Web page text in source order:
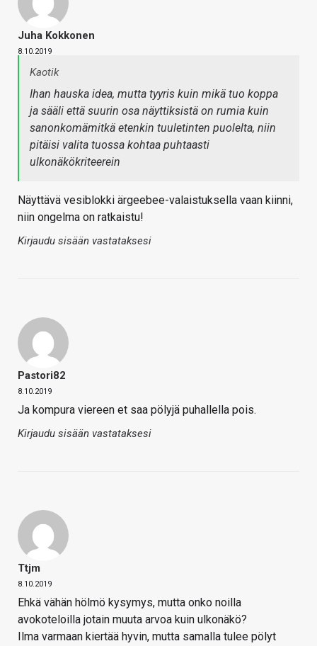
Juha Kokkonen
8.10.2019
Kaotik
Ihan hauska idea, mutta tyyris kuin mikä tuo koppa
ja sääli että suurin osa näyttiksistä on rumia kuin
sanonkomämitkä etenkin tuuletinten puolelta, niin
pitäisi valita tuossa kohtaa puhtaasti
ulkonäkökriteerein
Näyttävä vesiblokki ärgeebee-valaistuksella vaan kiinni,
niin ongelma on ratkaistu!
Kirjaudu sisään vastataksesi
Pastori82
8.10.2019
Ja kompura viereen et saa pölyjä puhallella pois.
Kirjaudu sisään vastataksesi
Ttjm
8.10.2019
Ehkä vähän hölmö kysymys, mutta onko noilla
avokoteloilla jotain muuta arvoa kuin ulkonäkö?
Ilma varmaan kiertää hyvin, mutta samalla tulee pölyt